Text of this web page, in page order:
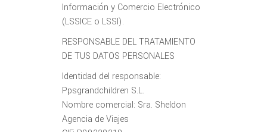
Información y Comercio Electrónico
(LSSICE o LSSI).
RESPONSABLE DEL TRATAMIENTO
DE TUS DATOS PERSONALES
Identidad del responsable:
Ppsgrandchildren S.L.
Nombre comercial: Sra. Sheldon
Agencia de Viajes